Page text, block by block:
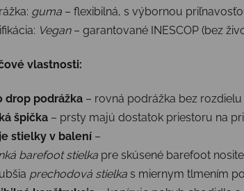
guma – flexibilná, s výbornou
Vegan– garantované INESCOP (bez
vlastnosti:
drop podrážka – rovná podrážka bez
špička – prsty majú dostatok priestoru na
stielky v balení –
barefoot stielka pre skúsené barefoot
prechodová stielka s miernym tlmením